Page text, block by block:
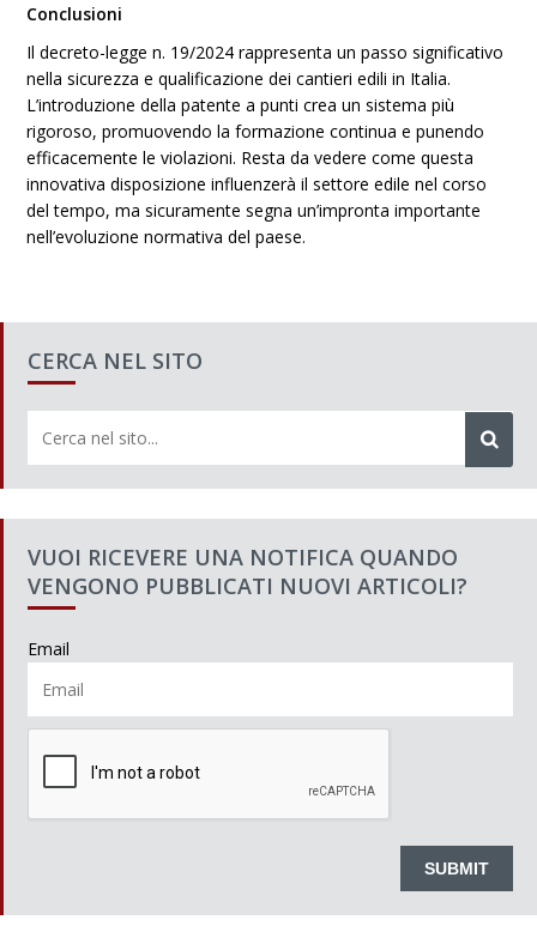
Conclusioni
Il decreto-legge n. 19/2024 rappresenta un passo significativo
nella sicurezza e qualificazione dei cantieri edili in Italia.
L’introduzione della patente a punti crea un sistema più
rigoroso, promuovendo la formazione continua e punendo
efficacemente le violazioni. Resta da vedere come questa
innovativa disposizione influenzerà il settore edile nel corso
del tempo, ma sicuramente segna un’impronta importante
nell’evoluzione normativa del paese.
CERCA NEL SITO
VUOI RICEVERE UNA NOTIFICA QUANDO
VENGONO PUBBLICATI NUOVI ARTICOLI?
Email